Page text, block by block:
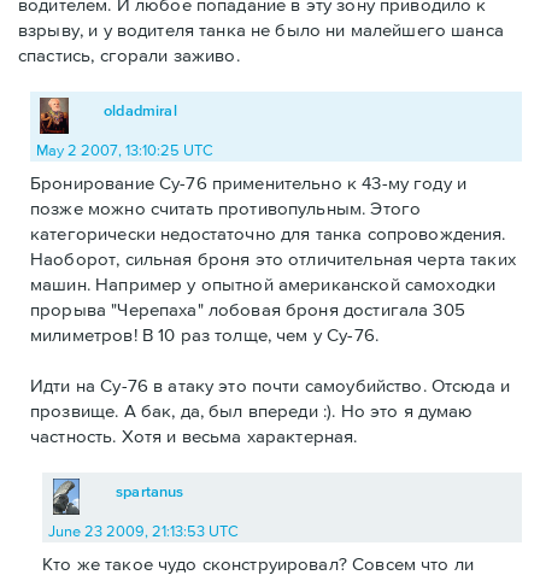
взрыву, и у водителя танка не было ни малейшего шанса
спастись, сгорали заживо.
oldadmiral
May 2 2007, 13:10:25 UTC
Бронирование Су-76 применительно к 43-му году и
позже можно считать противопульным. Этого
категорически недостаточно для танка сопровождения.
Наоборот, сильная броня это отличительная черта таких
машин. Например у опытной американской самоходки
прорыва "Черепаха" лобовая броня достигала 305
милиметров! В 10 раз толще, чем у Су-76.
Идти на Су-76 в атаку это почти самоубийство. Отсюда и
прозвище. А бак, да, был впереди :). Но это я думаю
частность. Хотя и весьма характерная.
spartanus
June 23 2009, 21:13:53 UTC
Кто же такое чудо сконструировал? Совсем что ли